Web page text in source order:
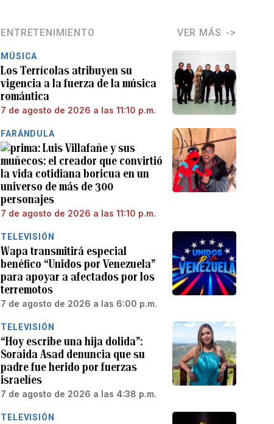
ENTRETENIMIENTO VER MÁS
MÚSICA
Los Terrícolas atribuyen su
vigencia a la fuerza de la música
romántica
7 de agosto de 2026 a las 11:10 p.m.
FARÁNDULA
Luis Villafañe y sus
muñecos: el creador que convirtió
la vida cotidiana boricua en un
universo de más de 300
personajes
7 de agosto de 2026 a las 11:10 p.m.
TELEVISIÓN
Wapa transmitirá especial
benéfico “Unidos por Venezuela”
para apoyar a afectados por los
terremotos
7 de agosto de 2026 a las 6:00 p.m.
TELEVISIÓN
“Hoy escribe una hija dolida”:
Soraida Asad denuncia que su
padre fue herido por fuerzas
israelíes
7 de agosto de 2026 a las 4:38 p.m.
TELEVISIÓN